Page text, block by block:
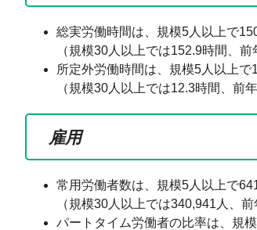
総実労働時間は、規模5人以上で
（規模30人以上では152.9時間、
所定外労働時間は、規模5人以上で
（規模30人以上では12.3時間、前
雇用
常用労働者数は、規模5人以上で
（規模30人以上では340,941人、
パートタイム労働者の比率は、規